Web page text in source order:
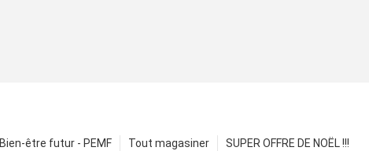
SUPER OFFRE DE NOËL !!!
Tout magasiner
Bien-être futur - PEMF